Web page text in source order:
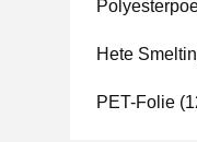
Hete
PET-Folie